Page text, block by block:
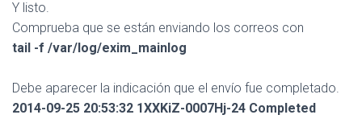
Y listo.
Comprueba que se están enviando los correos con
tail -f /var/log/exim_mainlog
Debe aparecer la indicación que el envío fue completado.
2014-09-25 20:53:32 1XXKiZ-0007Hj-24 Completed